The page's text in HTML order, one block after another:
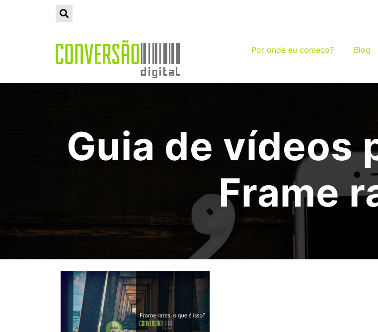
Por onde eu começo? Blog
Guia de vídeos
Frame